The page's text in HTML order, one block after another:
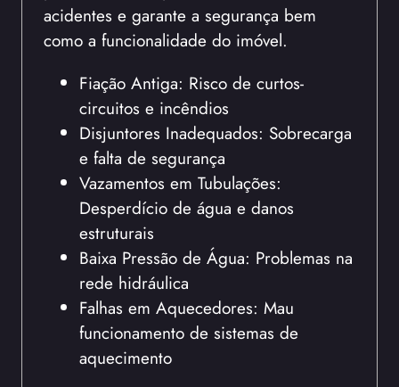
acidentes e garante a segurança bem
como a funcionalidade do imóvel.
Fiação Antiga: Risco de curtos-
circuitos e incêndios
Disjuntores Inadequados: Sobrecarga
e falta de segurança
Vazamentos em Tubulações:
Desperdício de água e danos
estruturais
Baixa Pressão de Água: Problemas na
rede hidráulica
Falhas em Aquecedores: Mau
funcionamento de sistemas de
aquecimento